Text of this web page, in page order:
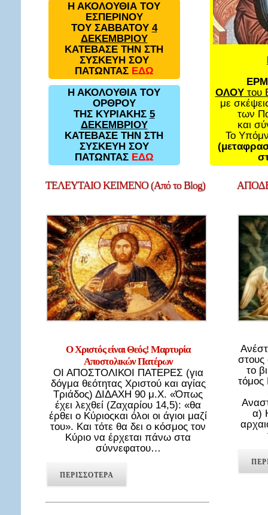
Η ΑΚΟΛΟΥΘΙΑ ΤΟΥ
ΕΣΠΕΡΙΝΟΥ
ΤΟΥ ΣΑΒΒΑΤΟΥ 4
ΔΕΚΕΜΒΡΙΟΥ
ΚΑΤΕΒΑΣΕ ΤΗΝ ΣΤΗ
ΣΥΣΚΕΥΗ ΣΟΥ
ΠΑΤΩΝΤΑΣ ΕΔΩ
Η ΑΚΟΛΟΥΘΙΑ ΤΟΥ
ΟΡΘΡΟΥ
ΤΗΣ ΚΥΡΙΑΚΗΣ 5
ΔΕΚΕΜΒΡΙΟΥ
ΚΑΤΕΒΑΣΕ ΤΗΝ ΣΤΗ
ΣΥΣΚΕΥΗ ΣΟΥ
ΠΑΤΩΝΤΑΣ ΕΔΩ
ΟΛΟΥτου
με
των
και
Το
ΤΕΛΕΥΤΑΙΟΚΕΙΜΕΝΟ (Από το Blog)
Ο Χριστός είναι Θεός! Μαρτυρία
Αποστολικών Πατέρων
ΟΙ ΑΠΟΣΤΟΛΙΚΟΙ ΠΑΤΕΡΕΣ (για
δόγμα θεότητας Χριστού και αγίας
Τριάδος) ΔΙΔΑΧΗ 90 μ.Χ. «Όπως
έχει λεχθεί (Ζαχαρίου 14,5): «θα
έρθει ο Κύριοςκαι όλοι οι άγιοι μαζί
του». Και τότε θα δει ο κόσμος τον
Κύριο να έρχεται πάνω στα
σύννεφατου…
ΠΕΡΙΣΣΟΤΕΡΑ
στους
το
α)